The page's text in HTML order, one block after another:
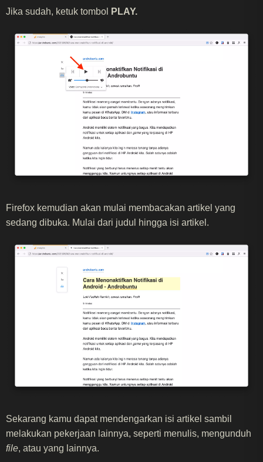
Jika sudah, ketuk tombol PLAY.
Firefox kemudian akan mulai membacakan artikel yang
sedang dibuka. Mulai dari judul hingga isi artikel.
Sekarang kamu dapat mendengarkan isi artikel sambil
melakukan pekerjaan lainnya, seperti menulis, mengunduh
file, atau yang lainnya.